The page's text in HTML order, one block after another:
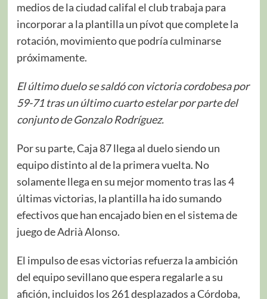
medios de la ciudad califal el club trabaja para
incorporar a la plantilla un pívot que complete la
rotación, movimiento que podría culminarse
próximamente.
El último duelo se saldó con victoria cordobesa por
59-71 tras un último cuarto estelar por parte del
conjunto de Gonzalo Rodríguez.
Por su parte, Caja 87 llega al duelo siendo un
equipo distinto al de la primera vuelta. No
solamente llega en su mejor momento tras las 4
últimas victorias, la plantilla ha ido sumando
efectivos que han encajado bien en el sistema de
juego de Adrià Alonso.
El impulso de esas victorias refuerza la ambición
del equipo sevillano que espera regalarle a su
afición, incluidos los 261 desplazados a Córdoba,